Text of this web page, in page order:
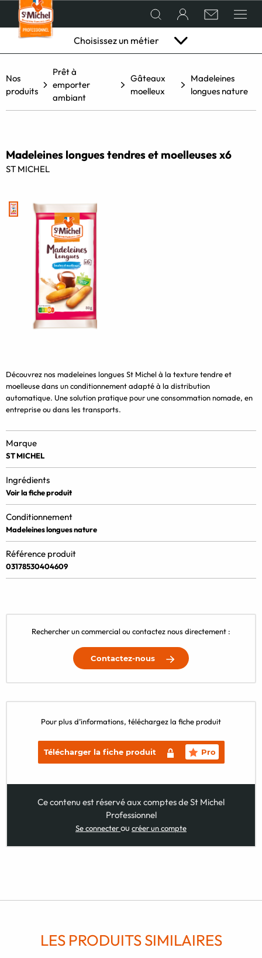
QUI SOMMES-NOUS ?
CONSEILS ET RECETTES DE CHEFS
LES CHEFS CRÉATIFS
Choisissez un métier
Hôtellerie
Restaurant
& café
Boulangerie
pâtisserie
Vente à
emporter
Traiteur
Labo
pâtissier
en GMS
Nos
produits
Prêt à
emporter
ambiant
Gâteaux
moelleux
Madeleines
longues nature
Madeleines longues tendres et moelleuses x6
ST MICHEL
Découvrez nos madeleines longues St Michel à la texture tendre et
moelleuse dans un conditionnement adapté à la distribution
automatique. Une solution pratique pour une consommation nomade, en
entreprise ou dans les transports.
Marque
ST MICHEL
Ingrédients
Voir la fiche produit
Conditionnement
Madeleines longues nature
Référence produit
03178530404609
Rechercher un commercial ou contactez nous directement :
Contactez-nous
Pour plus d’informations, téléchargez la fiche produit
Télécharger la fiche produit Pro
Ce contenu est réservé aux comptes de St Michel
Professionnel
Se connecterou créer un compte
LES PRODUITS SIMILAIRES